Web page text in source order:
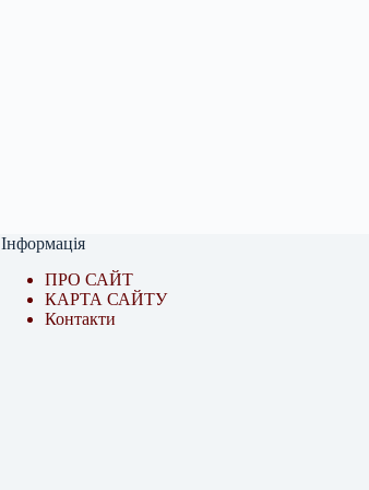
Інформація
ПРО САЙТ
КАРТА САЙТУ
Контакти